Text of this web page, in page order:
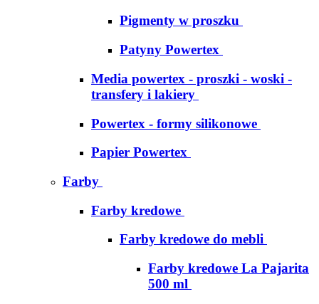
Pigmenty w proszku
Patyny Powertex
Media powertex - proszki - woski -
transfery i lakiery
Powertex - formy silikonowe
Papier Powertex
Farby
Farby kredowe
Farby kredowe do mebli
Farby kredowe La Pajarita
500 ml